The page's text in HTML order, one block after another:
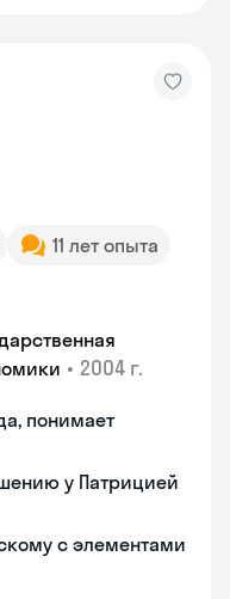
11 лет опыта
• 2004 г.
понимает
у Патрицией
с элементами